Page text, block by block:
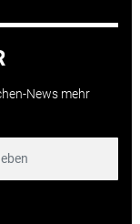
News mehr